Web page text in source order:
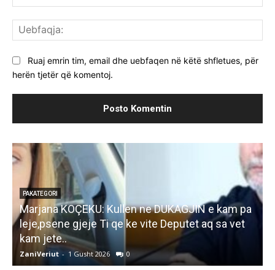
Ruaj emrin tim, email dhe uebfaqen në këtë shfletues, për
herën tjetër që komentoj.
PAKATEGORI
Marjana KOÇEKU: Kullen ne DUKAGJIN e kam pa
leje,psene gjeje Ti qe ke vite Deputet aq sa vet
kam jete..
ZaniVeriut - 1 Gusht 2026 0